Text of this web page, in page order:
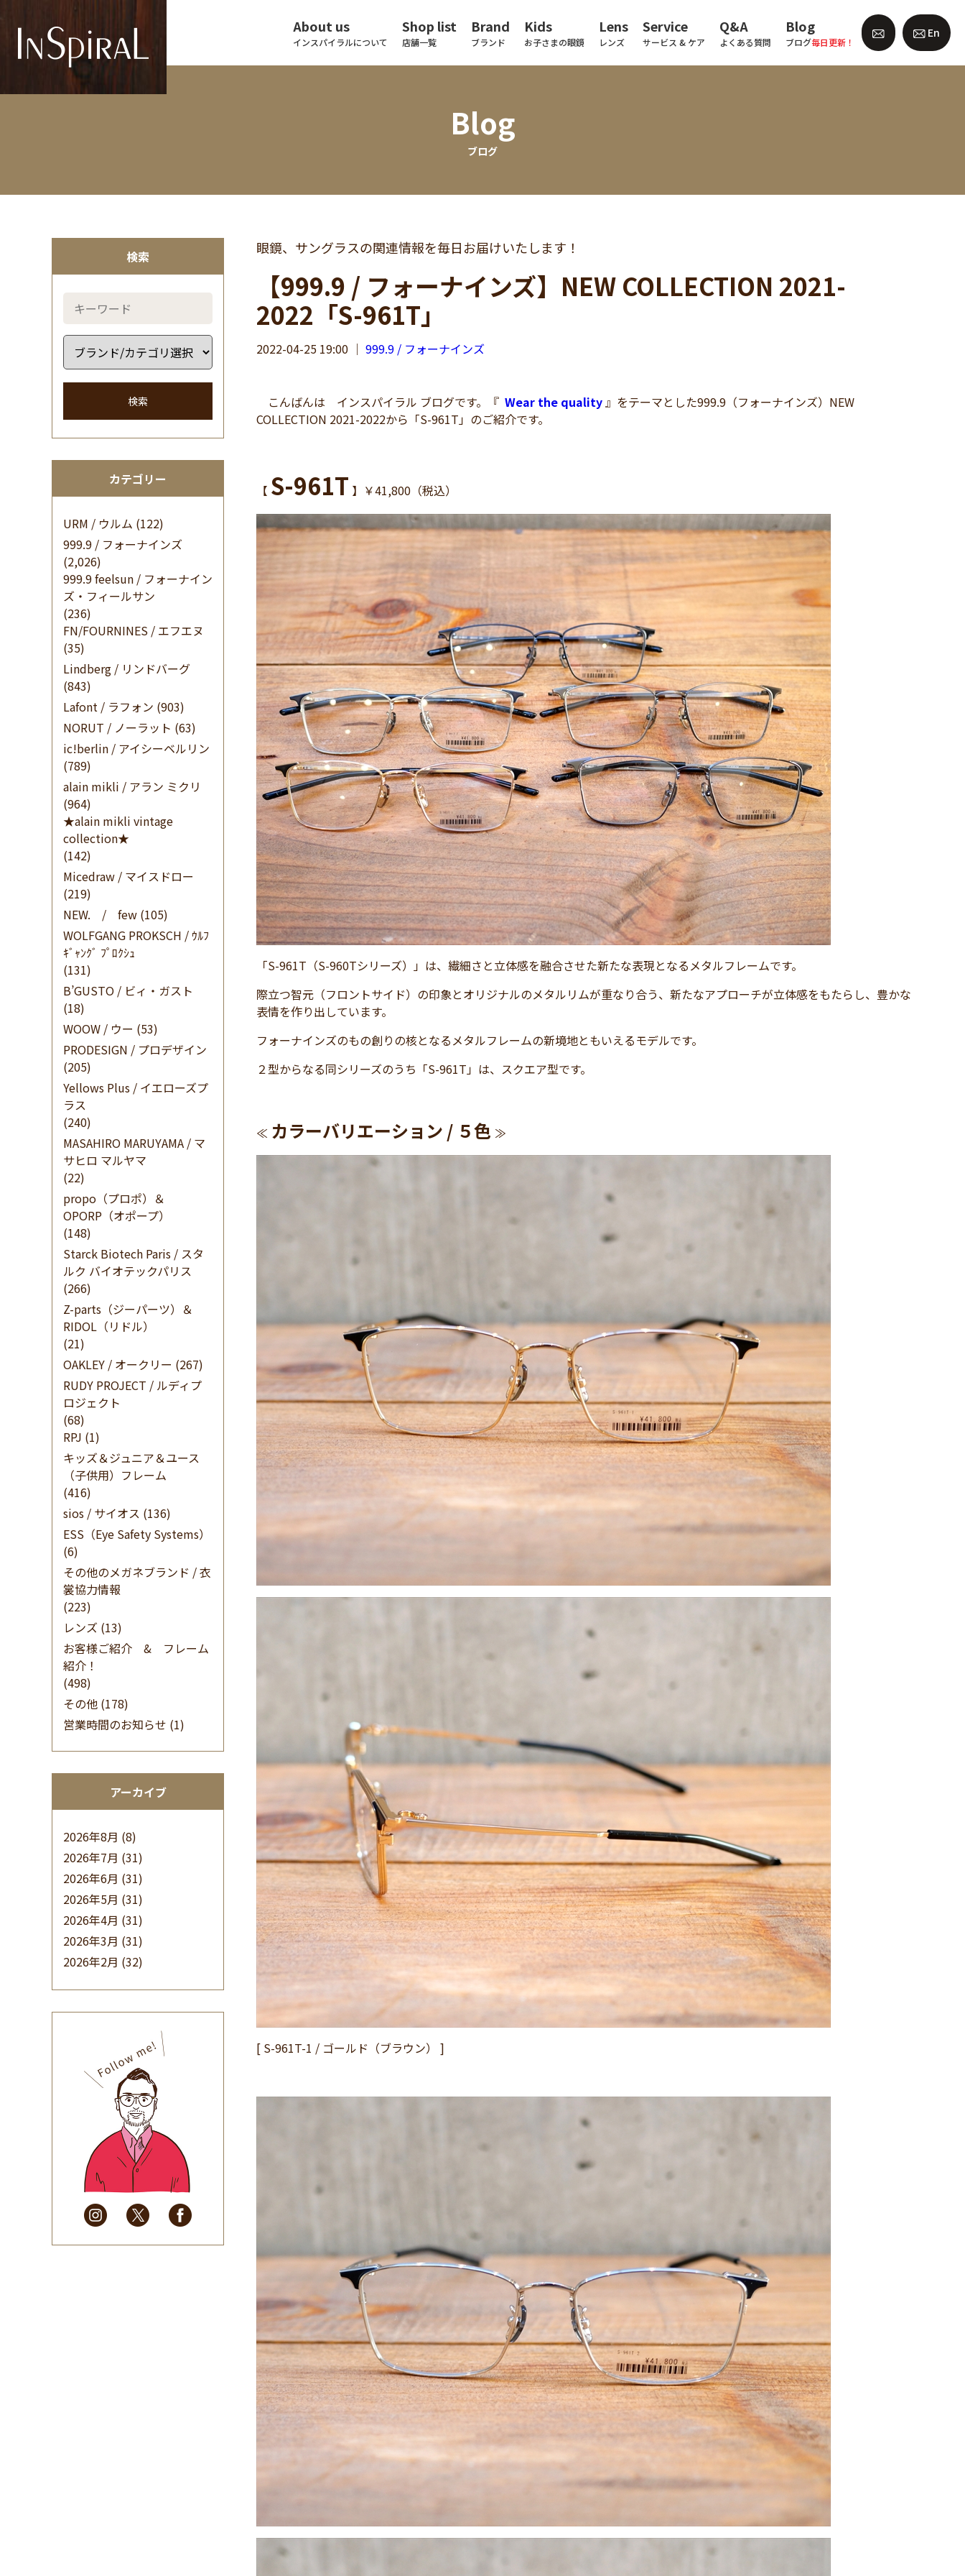
About us
インスパイラルについて
Shop list
店舗一覧
Brand
ブランド
Kids
お子さまの眼鏡
Lens
レンズ
Service
サービス & ケア
Q&A
よくある質問
Blog
ブログ毎日更新！
En
Blog
ブログ
検索
検索
カテゴリー
URM / ウルム (122)
999.9 / フォーナインズ
(2,026)
999.9 feelsun / フォーナイン
ズ・フィールサン
(236)
FN/FOURNINES / エフエヌ
(35)
Lindberg / リンドバーグ
(843)
Lafont / ラフォン (903)
NORUT / ノーラット (63)
ic!berlin / アイシーベルリン
(789)
alain mikli / アラン ミクリ
(964)
★alain mikli vintage
collection★
(142)
Micedraw / マイスドロー
(219)
NEW. / few (105)
WOLFGANG PROKSCH / ｳﾙﾌ
ｷﾞｬﾝｸﾞ ﾌﾟﾛｸｼｭ
(131)
B’GUSTO / ビィ・ガスト
(18)
WOOW / ウー (53)
PRODESIGN / プロデザイン
(205)
Yellows Plus / イエローズプ
ラス
(240)
MASAHIRO MARUYAMA / マ
サヒロ マルヤマ
(22)
propo（プロポ）＆
OPORP（オポープ）
(148)
Starck Biotech Paris / スタ
ルク バイオテックパリス
(266)
Z-parts（ジーパーツ）＆
RIDOL（リドル）
(21)
OAKLEY / オークリー (267)
RUDY PROJECT / ルディプ
ロジェクト
(68)
RPJ (1)
キッズ＆ジュニア＆ユース
（子供用）フレーム
(416)
sios / サイオス (136)
ESS（Eye Safety Systems）
(6)
その他のメガネブランド / 衣
裳協力情報
(223)
レンズ (13)
お客様ご紹介 & フレーム
紹介！
(498)
その他 (178)
営業時間のお知らせ (1)
アーカイブ
2026年8月 (8)
2026年7月 (31)
2026年6月 (31)
2026年5月 (31)
2026年4月 (31)
2026年3月 (31)
2026年2月 (32)
(32)
2025年9月(30)
2025年8月(31)
2025年7月(37)
2025年6月(48)
2025年5月
(41)
2025年4月
(32)
2025年3月(31)
2025年2月
(28)
2025年1月
(34)
眼鏡、サングラスの関連情報を毎日お届けいたします！
【999.9 / フォーナインズ】NEW COLLECTION 2021-
2022「S-961T」
2022-04-25 19:00 ｜ 999.9 / フォーナインズ
こんばんは インスパイラル ブログです。『 Wear the quality』をテーマとした999.9（フォーナインズ）NEW
COLLECTION 2021-2022から「S-961T」のご紹介です。
【 S-961T 】￥41,800（税込）
「S-961T（S-960Tシリーズ）」は、繊細さと立体感を融合させた新たな表現となるメタルフレームです。
際立つ智元（フロントサイド）の印象とオリジナルのメタルリムが重なり合う、新たなアプローチが立体感をもたらし、豊かな
表情を作り出しています。
フォーナインズのもの創りの核となるメタルフレームの新境地ともいえるモデルです。
２型からなる同シリーズのうち「S-961T」は、スクエア型です。
≪ カラーバリエーション / ５色 ≫
[ S-961T-1 / ゴールド（ブラウン） ]